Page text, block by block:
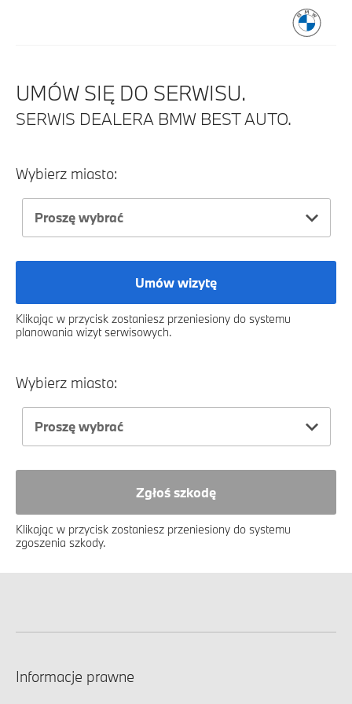
UMÓW SIĘ DO SERWISU.
SERWIS DEALERA BMW BEST AUTO.
Wybierz miasto:
Proszę wybrać
Umów wizytę
Klikając w przycisk zostaniesz przeniesiony do systemu
planowania wizyt serwisowych.
Wybierz miasto:
Proszę wybrać
Zgłoś szkodę
Klikając w przycisk zostaniesz przeniesiony do systemu
zgoszenia szkody.
Informacje prawne